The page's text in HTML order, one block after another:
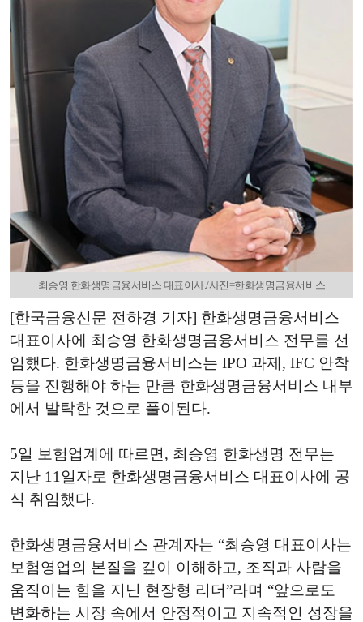
최승영 한화생명금융서비스 대표이사./사진=한화생명금융서비스
[한국금융신문 전하경 기자] 한화생명금융서비스
대표이사에 최승영 한화생명금융서비스 전무를 선
임했다. 한화생명금융서비스는 IPO 과제, IFC 안착
등을 진행해야 하는 만큼 한화생명금융서비스 내부
에서 발탁한 것으로 풀이된다.
5일 보험업계에 따르면, 최승영 한화생명 전무는
지난 11일자로 한화생명금융서비스 대표이사에 공
식 취임했다.
한화생명금융서비스 관계자는 “최승영 대표이사는
보험영업의 본질을 깊이 이해하고, 조직과 사람을
움직이는 힘을 지닌 현장형 리더”라며 “앞으로도
변화하는 시장 속에서 안정적이고 지속적인 성장을